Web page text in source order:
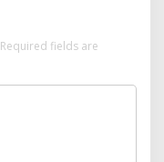
Required fields are